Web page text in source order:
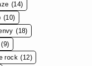
(14)
(10)
(18)
(9)
rock (12)